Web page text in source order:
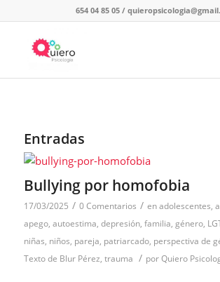
654 04 85 05 /
Entradas
Bullying por homofobia
17/03/2025 / 0 Comentarios / enadolescentes,
apego, autoestima, depresión, familia, género,
niñas, niños, pareja, patriarcado, perspectiva de
Texto de Blur Pérez, trauma / porQuiero